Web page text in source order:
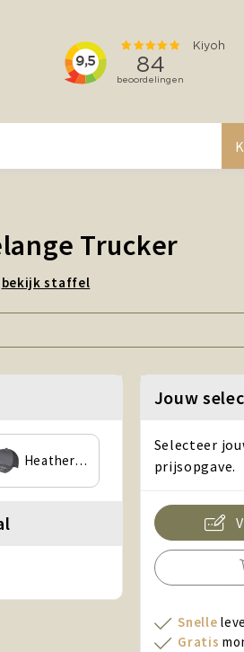
Trucker
bekijk staffel
Heather/Navy
Jouw
Selecteer
prijsopgave.
Snelle
Gratis